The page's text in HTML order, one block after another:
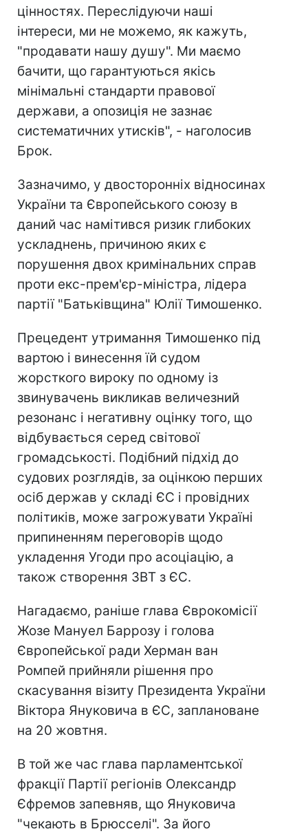
цінностях. Переслідуючи наші
інтереси, ми не можемо, як кажуть,
"продавати нашу душу". Ми маємо
бачити, що гарантуються якісь
мінімальні стандарти правової
держави, а опозиція не зазнає
систематичних утисків", - наголосив
Брок.
Зазначимо, у двосторонніх відносинах
України та Європейського союзу в
даний час намітився ризик глибоких
ускладнень, причиною яких є
порушення двох кримінальних справ
проти екс-прем'єр-міністра, лідера
партії "Батьківщина" Юлії Тимошенко.
Прецедент утримання Тимошенко під
вартою і винесення їй судом
жорсткого вироку по одному із
звинувачень викликав величезний
резонанс і негативну оцінку того, що
відбувається серед світової
громадськості. Подібний підхід до
судових розглядів, за оцінкою перших
осіб держав у складі ЄС і провідних
політиків, може загрожувати Україні
припиненням переговорів щодо
укладення Угоди про асоціацію, а
також створення ЗВТ з ЄС.
Нагадаємо, раніше глава Єврокомісії
Жозе Мануел Баррозу і голова
Європейської ради Херман ван
Ромпей прийняли рішення про
скасування візиту Президента України
Віктора Януковича в ЄС, заплановане
на 20 жовтня.
В той же час глава парламентської
фракції Партії регіонів Олександр
Єфремов запевняв, що Януковича
"чекають в Брюсселі". За його